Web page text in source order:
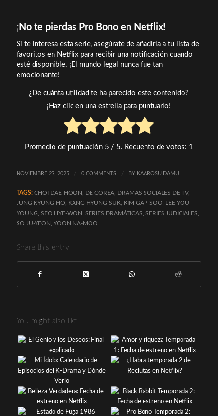
¡No te pierdas Pro Bono en Netflix!
Si te interesa esta serie, asegúrate de añadirla a tu lista de
favoritos en Netflix para recibir una notificación cuando
esté disponible. ¡El mundo legal nunca fue tan
emocionante!
¿De cuánta utilidad te ha parecido este contenido?
¡Haz clic en una estrella para puntuarlo!
Promedio de puntuación 5 / 5. Recuento de votos: 1
NOVIEMBRE 27, 2025 / 0 COMMENTS / BY KAAROSU DAMU
TAGS: CHOI DAE-HOON DE COREA, DRAMAS SOCIALES DE TV,
JUNG KYUNG-HO
KANG HYUNG-SUK, KIM GAP-SOO
LEE YOU-
YOUNG
SEO HYE-WON SERIES DRAMÁTICAS SERIES JUDICIALES
SO JU-YEON
YOON NA-MOO
Share this entry
You might also like